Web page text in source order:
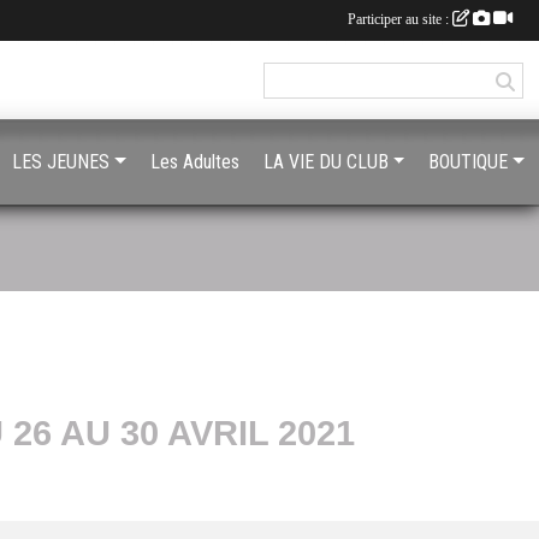
AU 30 AVRIL 2021
LES JEUNES Les Adultes LA VIE DU CLUB BOUTIQUE
Participer au site :